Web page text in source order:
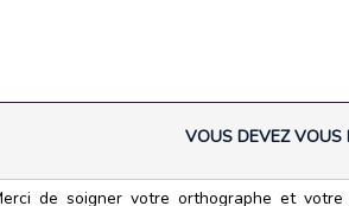
VOUS DEVEZ VOUS
de soigner votre orthographe et